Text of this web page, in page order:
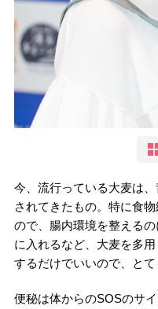
今、流行っている大麦は
されてきたもの。特に食
ので、腸内環境を整える
に入れるなど、大麦を多
するだけでいいので、とて
便秘は体からのSOSのサ